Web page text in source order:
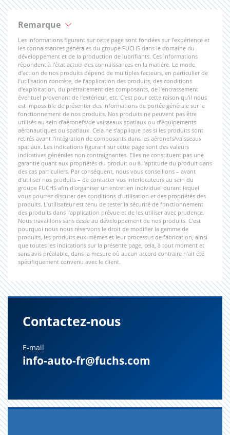
Remarque
Les informations figurant sur cette page sont fondées sur l'expérience et
les connaissances générales du groupe FUCHS dans le domaine du
développement et de la production de lubrifiants. Ces informations
répondent à l'état actuel des connaissances en la matière. Le mode
d’action de nos produits dépend de multiples facteurs, en particulier de
l’utilisation concrète, de l’application des produits, des conditions
d’exploitation, du prétraitement des composants, de l’encrassement
éventuel provenant de l’extérieur, etc. C’est pour cette raison qu'il nous
est impossible de présenter des informations de portée générale sur le
fonctionnement de nos produits. Nos produits ne peuvent pas être
utilisés au sein d’aéronefs/de vaisseaux spatiaux ou d’équipements
aéronautiques ou spatiaux. Cela ne s’applique pas si les produits sont
retirés avant l’intégration de composants dans les aéronefs/vaisseaux
spatiaux. Les indications figurant sur cette page sont des valeurs
indicatives générales non contraignantes. Elles ne constituent pas une
garantie quant aux propriétés du produit ou à l’aptitude du produit dans
des cas particuliers. Par conséquent, nous vous conseillons – avant
d’utiliser nos produits – de contacter vos interlocuteurs au sein du
groupe FUCHS afin d'organiser un entretien individuel durant lequel
vous pourrez discuter des conditions d'utilisation et des propriétés des
produits. L’utilisateur est tenu de tester la sécurité de fonctionnement
des produits dans l’application prévue et de les utiliser avec prudence.
Nous travaillons sans cesse au développement de nos produits. C’est
pourquoi nous nous réservons le droit de modifier la gamme de
produits, les produits eux-mêmes et leur processus de fabrication, ainsi
que toutes les indications sur la présente page, cela, à tout moment et
sans avis préalable, dans la mesure où aucun accord contraire n’ait été
spécifiquement convenu avec le client.
Contactez-nous
E-mail
info-auto-fr@fuchs.com